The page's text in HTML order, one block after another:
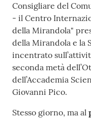
Tutti
gli
argomenti
Seguici
su
Consigliare del
- il Centro
della Mirandola"
della Mirandola e la
incentrato
seconda metà
dell’Accademia
Giovanni Pico.
Stesso giorno, ma al